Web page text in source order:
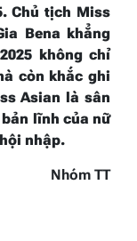
Chủ tịch Miss
Bena khẳng
không chỉ
còn khắc ghi
Asian là sân
lĩnh của nữ
nhập.
Nhóm TT